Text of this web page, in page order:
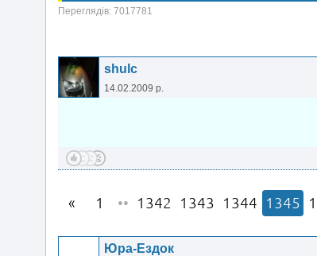
Переглядів: 7017781
shulc
14.02.2009 р.
1 •• 1342 1343 1344 1345
Юра-Ездок